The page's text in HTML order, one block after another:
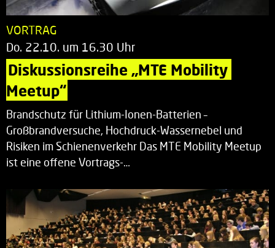
VORTRAG
Do. 22.10. um 16.30 Uhr
Diskussionsreihe „MTE Mobility
Meetup“
Brandschutz für Lithium-Ionen-Batterien –
Großbrandversuche, Hochdruck-Wassernebel und
Risiken im Schienenverkehr Das MTE Mobility Meetup
ist eine offene Vortrags-…